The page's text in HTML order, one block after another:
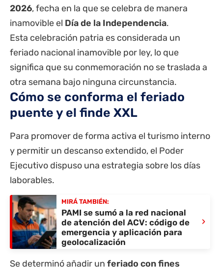
2026, fecha en la que se celebra de manera
inamovible el Día de la Independencia.
Esta celebración patria es considerada un
feriado nacional inamovible por ley, lo que
significa que su conmemoración no se traslada a
otra semana bajo ninguna circunstancia.
Cómo se conforma el feriado
puente y el finde XXL
Para promover de forma activa el turismo interno
y permitir un descanso extendido, el Poder
Ejecutivo dispuso una estrategia sobre los días
laborables.
MIRÁ TAMBIÉN:
PAMI se sumó a la red nacional
de atención del ACV: código de
emergencia y aplicación para
geolocalización
›
Se determinó añadir un feriado con fines